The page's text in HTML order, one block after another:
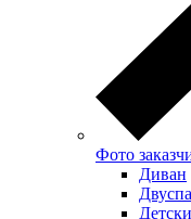
Фото
Диван